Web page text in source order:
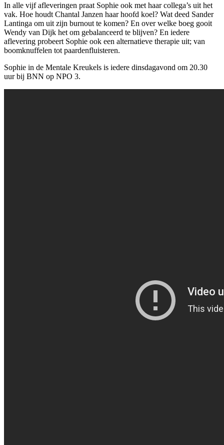
In alle vijf afleveringen praat Sophie ook met haar collega’s uit het
vak. Hoe houdt Chantal Janzen haar hoofd koel? Wat deed Sander
Lantinga om uit zijn burnout te komen? En over welke boeg gooit
Wendy van Dijk het om gebalanceerd te blijven? En iedere
aflevering probeert Sophie ook een alternatieve therapie uit; van
boomknuffelen tot paardenfluisteren.
Sophie in de Mentale Kreukels is iedere dinsdagavond om 20.30
uur bij BNN op NPO 3.